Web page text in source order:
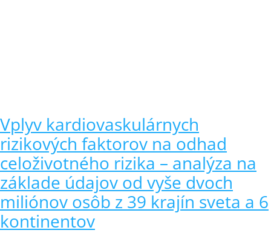
Vplyv kardiovaskulárnych
rizikových faktorov na odhad
celoživotného rizika – analýza na
základe údajov od vyše dvoch
miliónov osôb z 39 krajín sveta a 6
kontinentov